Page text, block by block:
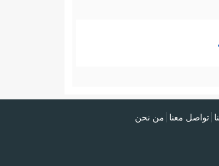
تواصل معنا من نحن